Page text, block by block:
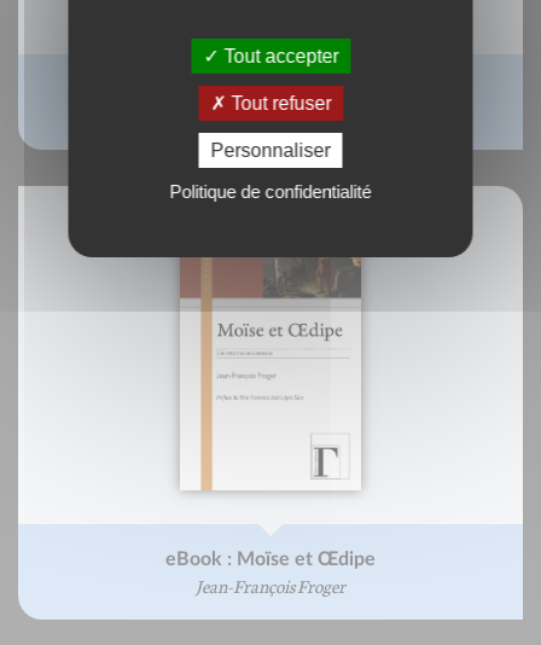
ePub : Petit traité de la soupe
Marie-France Bertaud
eBook : Moïse et Œdipe
Jean-François Froger
Tout accepter
Tout refuser
Personnaliser
Politique de confidentialité